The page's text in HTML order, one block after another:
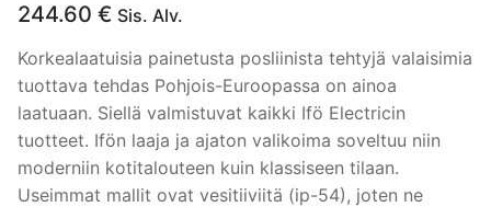
244.60 € Sis. Alv.
Korkealaatuisia painetusta posliinista tehtyjä valaisimia
tuottava tehdas Pohjois-Euroopassa on ainoa
laatuaan. Siellä valmistuvat kaikki Ifö Electricin
tuotteet. Ifön laaja ja ajaton valikoima soveltuu niin
moderniin kotitalouteen kuin klassiseen tilaan.
Useimmat mallit ovat vesitiiviitä (ip-54), joten ne